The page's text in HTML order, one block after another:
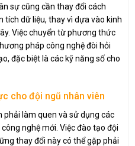
sự cũng cần thay đổi cách
dữ liệu, thay vì dựa vào kinh
Việc chuyển từ phương thức
pháp công nghệ đòi hỏi
đặc biệt là các kỹ năng số cho
cho đội ngũ nhân viên
phải làm quen và sử dụng các
nghệ mới. Việc đào tạo đội
thay đổi này có thể gặp phải